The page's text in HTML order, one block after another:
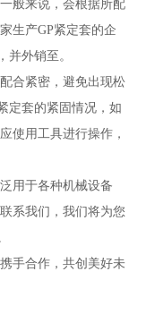
般来说，会根据所配
生产GP紧定套的企
外销至。
合紧密，避免出现松
定套的紧固情况，如
使用工具进行操作，
用于各种机械设备
系我们，我们将为您
手合作，共创美好未